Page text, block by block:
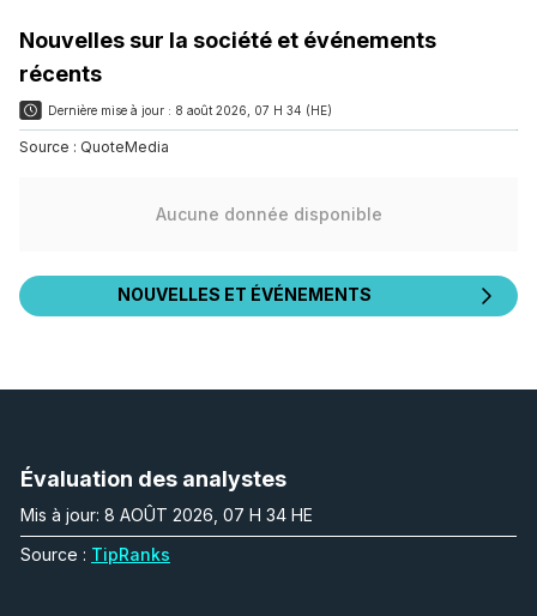
Nouvelles sur la société et événements
récents
Dernière mise à jour : 8 août 2026, 07 H 34 (HE)
Source : QuoteMedia
Aucune donnée disponible
NOUVELLES ET ÉVÉNEMENTS
Évaluation des analystes
Mis à jour: 8 AOÛT 2026, 07 H 34 HE
Source : TipRanks